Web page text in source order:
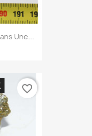
Une...
favorite_border